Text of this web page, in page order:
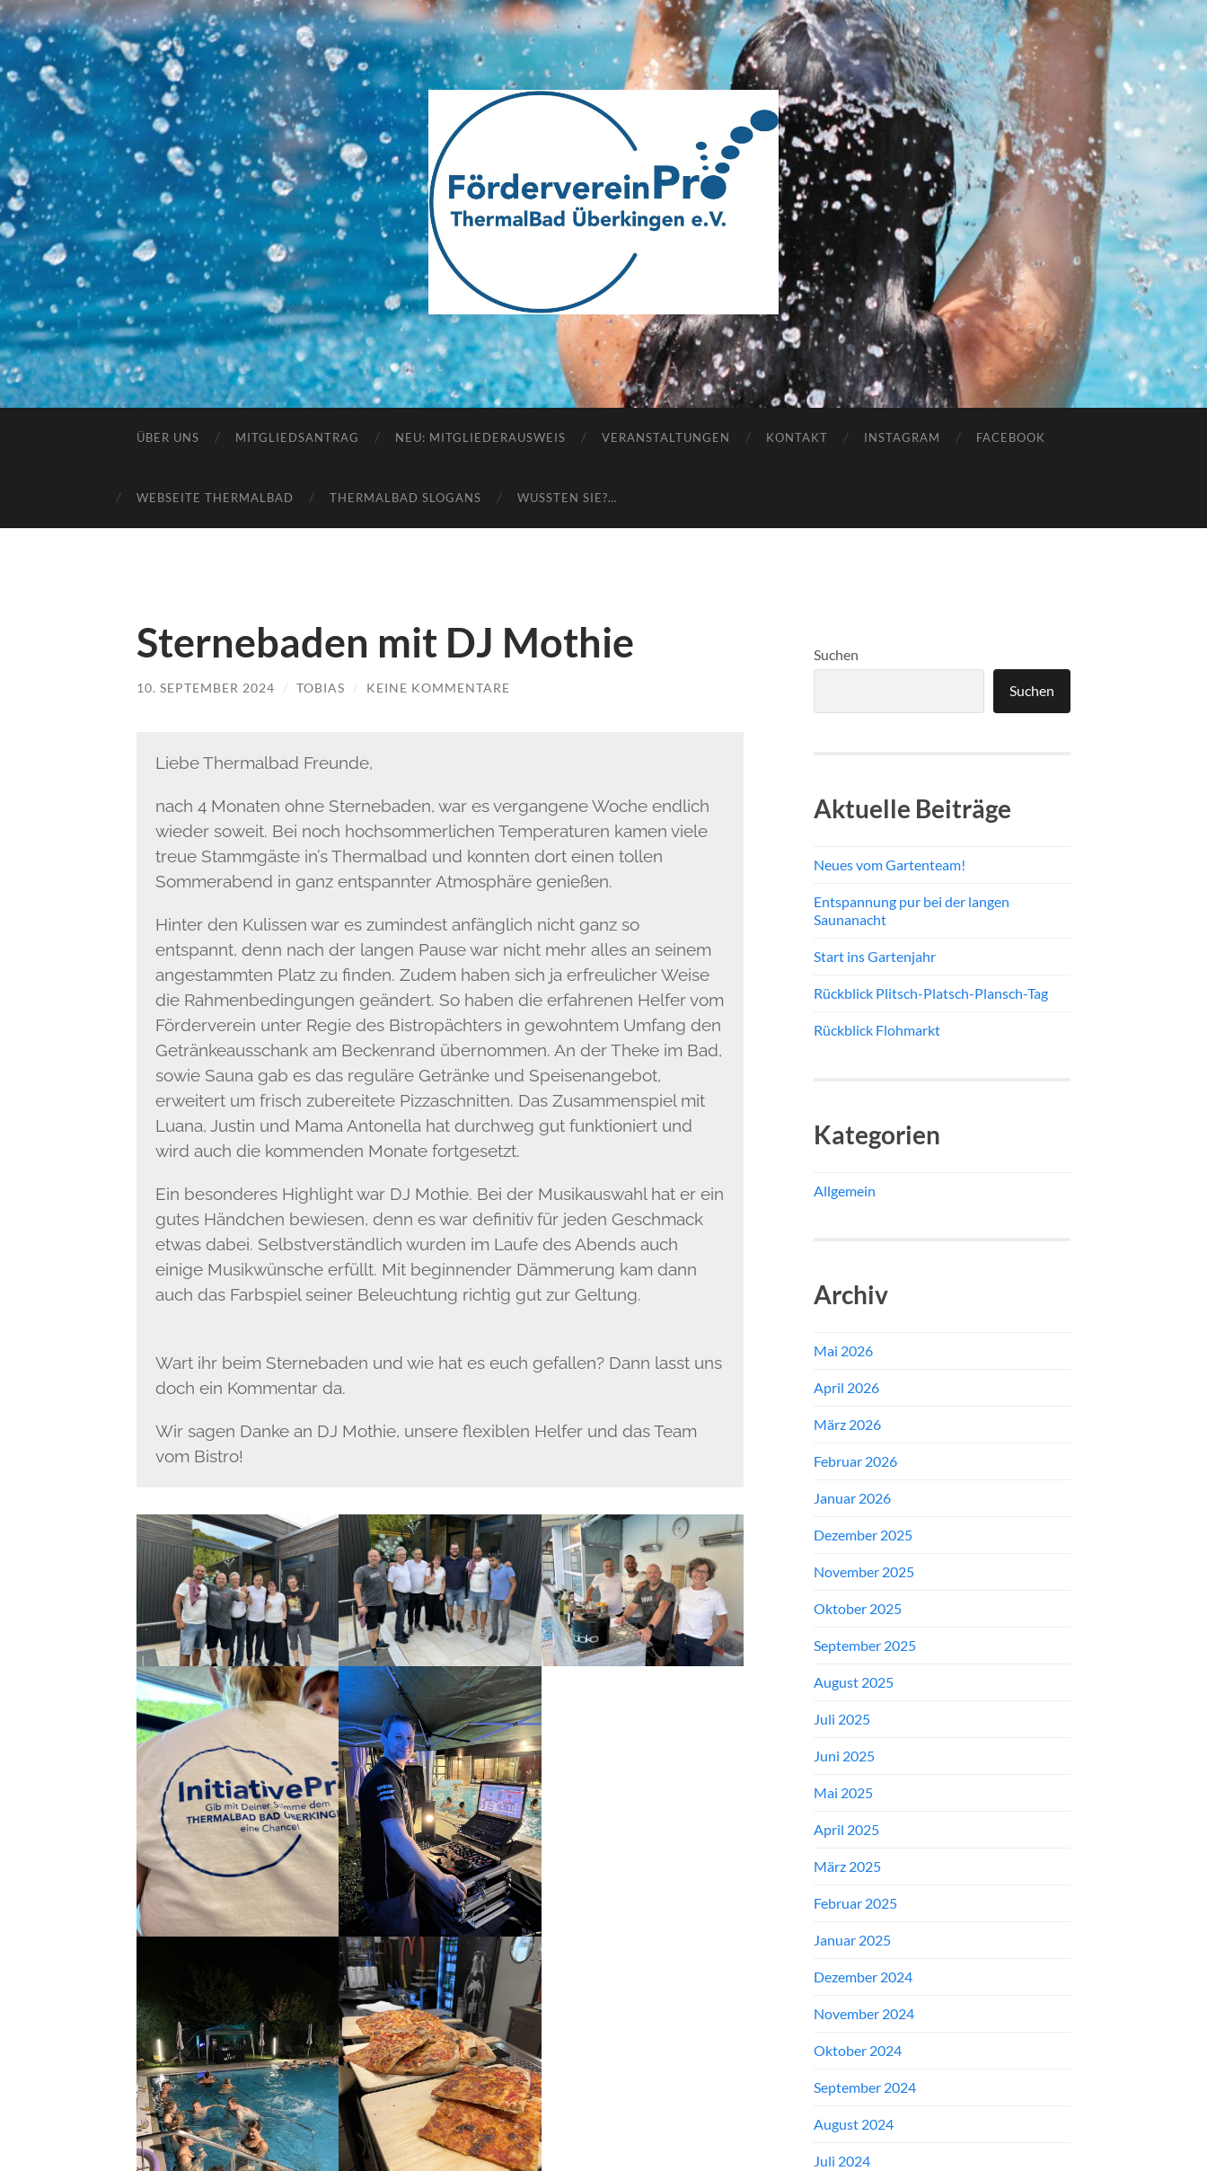
Webseite
des
Fördervereins
Pro
ThermalBad
Überkingen
ÜBER UNS MITGLIEDSANTRAG NEU: MITGLIEDERAUSWEIS VERANSTALTUNGEN KONTAKT INSTAGRAM FACEBOOK
WEBSEITE THERMALBAD THERMALBAD SLOGANS WUSSTEN SIE?…
Sternebaden mit DJ Mothie
10. SEPTEMBER 2024 / TOBIAS / KEINE KOMMENTARE
Liebe Thermalbad Freunde,
nach 4 Monaten ohne Sternebaden, war es vergangene Woche endlich
wieder soweit. Bei noch hochsommerlichen Temperaturen kamen viele
treue Stammgäste in’s Thermalbad und konnten dort einen tollen
Sommerabend in ganz entspannter Atmosphäre genießen.
Hinter den Kulissen war es zumindest anfänglich nicht ganz so
entspannt, denn nach der langen Pause war nicht mehr alles an seinem
angestammten Platz zu finden. Zudem haben sich ja erfreulicher Weise
die Rahmenbedingungen geändert. So haben die erfahrenen Helfer vom
Förderverein unter Regie des Bistropächters in gewohntem Umfang den
Getränkeausschank am Beckenrand übernommen. An der Theke im Bad,
sowie Sauna gab es das reguläre Getränke und Speisenangebot,
erweitert um frisch zubereitete Pizzaschnitten. Das Zusammenspiel mit
Luana, Justin und Mama Antonella hat durchweg gut funktioniert und
wird auch die kommenden Monate fortgesetzt.
Ein besonderes Highlight war DJ Mothie. Bei der Musikauswahl hat er ein
gutes Händchen bewiesen, denn es war definitiv für jeden Geschmack
etwas dabei. Selbstverständlich wurden im Laufe des Abends auch
einige Musikwünsche erfüllt. Mit beginnender Dämmerung kam dann
auch das Farbspiel seiner Beleuchtung richtig gut zur Geltung.
Wart ihr beim Sternebaden und wie hat es euch gefallen? Dann lasst uns
doch ein Kommentar da.
Wir sagen Danke an DJ Mothie, unsere flexiblen Helfer und das Team
vom Bistro!
Suchen
Suchen
Aktuelle Beiträge
Neues vom Gartenteam!
Entspannung pur bei der langen
Saunanacht
Start ins Gartenjahr
Rückblick Plitsch-Platsch-Plansch-Tag
Rückblick Flohmarkt
Kategorien
Allgemein
Archiv
Mai 2026
April 2026
März 2026
Februar 2026
Januar 2026
Dezember 2025
November 2025
Oktober 2025
September 2025
August 2025
Juli 2025
Juni 2025
Mai 2025
April 2025
März 2025
Februar 2025
Januar 2025
Dezember 2024
November 2024
Oktober 2024
September 2024
August 2024
Juli 2024